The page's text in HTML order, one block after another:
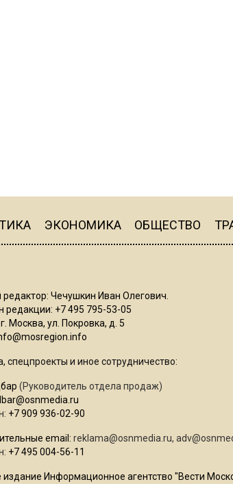
ЭКОНОМИКА ОБЩЕСТВО
редактор: Чечушкин Иван Олегович.
редакции: +7 495 795-53-05
Москва, ул. Покровка, д. 5
спецпроекты и иное сотрудничество:
(Руководитель отдела продаж)
+7 909 936-02-90
email: reklama@osnmedia.ru,
+7 495 004-56-11
издание Информационное агентство "Вести